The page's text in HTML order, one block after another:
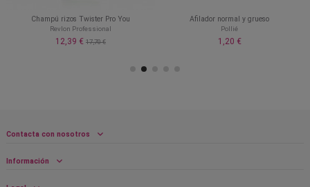
Champú rizos Twister Pro You
Revlon Professional
12,39 € 17,70 €
Afilador normal y grueso
Pollié
1,20 €
Contacta con nosotros
Información